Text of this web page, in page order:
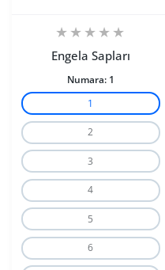
Engela Sapları
Numara: 1
1
2
3
4
5
6